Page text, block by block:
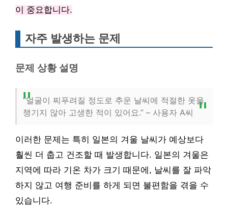
이 중요합니다.
자주 발생하는 문제
문제 상황 설명
“얼굴이 찌푸려질 정도로 추운 날씨에 적절한 옷을
챙기지 않아 고생한 적이 있어요.” – 사용자 A씨
이러한 문제는 특히 일본의 겨울 날씨가 예상보다
훨씬 더 춥고 건조할 때 발생합니다. 일본의 겨울은
지역에 따라 기온 차가 크기 때문에, 날씨를 잘 파악
하지 않고 여행 준비를 하게 되면 불편함을 겪을 수
있습니다.